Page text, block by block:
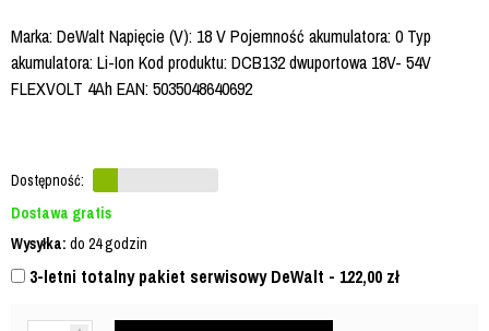
Marka: DeWalt Napięcie (V): 18 V Pojemność akumulatora: 0 Typ
akumulatora: Li-Ion Kod produktu: DCB132 dwuportowa 18V- 54V
FLEXVOLT 4Ah EAN: 5035048640692
Dostępność:
Dostawa gratis
Wysyłka: do 24 godzin
3-letni totalny pakiet serwisowy DeWalt - 122,00 zł